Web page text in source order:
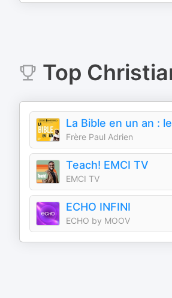
Top
Frère Paul Adrien
Teach! EMCI TV
EMCI TV
ECHO INFINI
ECHO by MOOV